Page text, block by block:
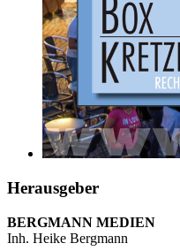
Herausgeber
BERGMANN MEDIEN
Inh. Heike Bergmann